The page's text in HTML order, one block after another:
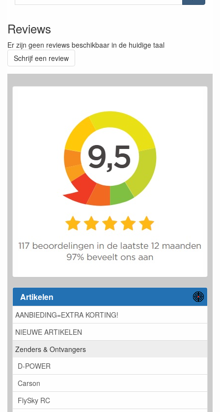
Artikelen
AANBIEDING=EXTRA KORTING!
NIEUWE ARTIKELEN
Zenders & Ontvangers
D-POWER
Carson
FlySky RC
Reviews
Er zijn geen reviews beschikbaar in de huidige taal
Schrijf een review